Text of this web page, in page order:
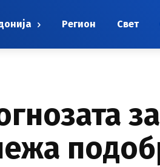
Регион Свет